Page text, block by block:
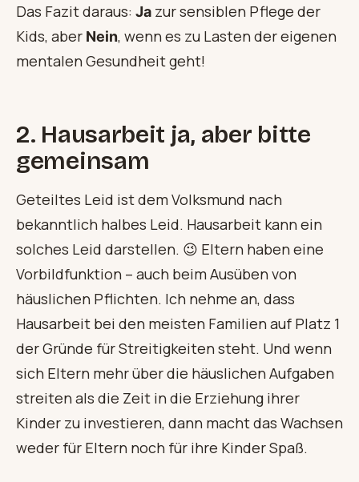
Das Fazit daraus: Ja zur sensiblen Pflege der
Kids, aber Nein, wenn es zu Lasten der eigenen
mentalen Gesundheit geht!
2. Hausarbeit ja, aber bitte
gemeinsam
Geteiltes Leid ist dem Volksmund nach
bekanntlich halbes Leid. Hausarbeit kann ein
solches Leid darstellen. 😉 Eltern haben eine
Vorbildfunktion – auch beim Ausüben von
häuslichen Pflichten. Ich nehme an, dass
Hausarbeit bei den meisten Familien auf Platz 1
der Gründe für Streitigkeiten steht. Und wenn
sich Eltern mehr über die häuslichen Aufgaben
streiten als die Zeit in die Erziehung ihrer
Kinder zu investieren, dann macht das Wachsen
weder für Eltern noch für ihre Kinder Spaß.